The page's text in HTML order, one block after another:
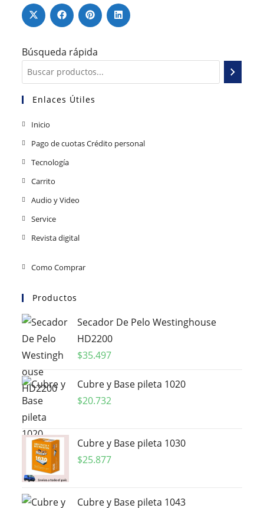
Búsqueda rápida
Enlaces Útiles
Inicio
Pago de cuotas Crédito personal
Tecnología
Carrito
Audio y Video
Service
Revista digital
Como Comprar
Productos
Secador De Pelo Westinghouse
HD2200
$35.497
Cubre y Base pileta 1020
$20.732
Cubre y Base pileta 1030
$25.877
Cubre y Base pileta 1043